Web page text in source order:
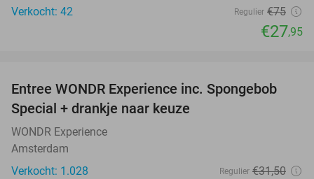
Verkocht: 42
Regulier €75
€27,95
27%
Entree WONDR Experience inc. Spongebob
Special + drankje naar keuze
WONDR Experience
Amsterdam
Verkocht: 1.028
Regulier €31,50